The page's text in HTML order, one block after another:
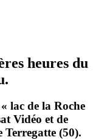
heures du
lac de la Roche
Vidéo et de
(50).